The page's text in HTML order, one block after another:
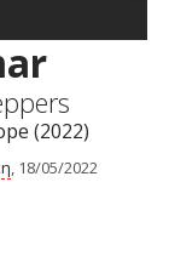
(2022)
, 18/05/2022